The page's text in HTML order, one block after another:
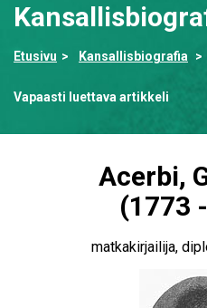
Etusivu Kansallisbiografia
Vapaasti luettava artikkeli
Acerbi,
(1773
matkakirjailija,